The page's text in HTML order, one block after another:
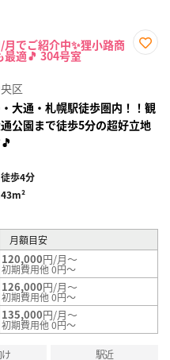
でご紹介中✨狸小路商
最適🎵 304号室
区
大通・札幌駅徒歩圏内！！観
公園まで徒歩5分の超好立地
歩4分
月額目安
120,000円/月～
初期費用他 0円～
126,000円/月～
初期費用他 0円～
135,000円/月～
初期費用他 0円～
駅近